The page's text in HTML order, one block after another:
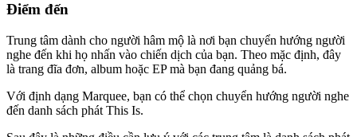
Điểm đến
Trung tâm dành cho người hâm mộ là nơi bạn chuyển hướng người
nghe đến khi họ nhấn vào chiến dịch của bạn. Theo mặc định, đây
là trang đĩa đơn, album hoặc EP mà bạn đang quảng bá.
Với định dạng Marquee, bạn có thể chọn chuyển hướng người nghe
đến danh sách phát This Is.